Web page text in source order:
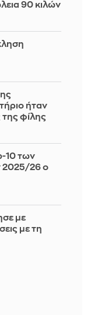
90 κιλών
ήταν
της φίλης
10 των
2025/26 ο
με
με τη